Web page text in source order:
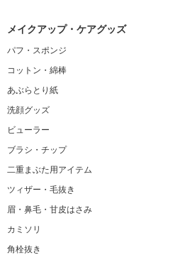
メイクアップ・ケアグッズ
パフ・スポンジ
コットン・綿棒
あぶらとり紙
洗顔グッズ
ビューラー
ブラシ・チップ
二重まぶた用アイテム
ツィザー・毛抜き
眉・鼻毛・甘皮はさみ
カミソリ
角栓抜き